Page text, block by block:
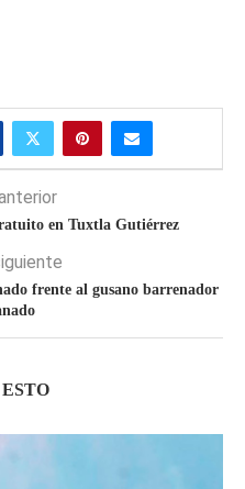
en Tuxtla Gutiérrez
frente al gusano barrenador